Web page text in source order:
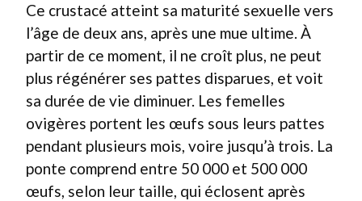
Ce crustacé atteint sa maturité sexuelle vers
l’âge de deux ans, après une mue ultime. À
partir de ce moment, il ne croît plus, ne peut
plus régénérer ses pattes disparues, et voit
sa durée de vie diminuer. Les femelles
ovigères portent les œufs sous leurs pattes
pendant plusieurs mois, voire jusqu’à trois. La
ponte comprend entre 50 000 et 500 000
œufs, selon leur taille, qui éclosent après